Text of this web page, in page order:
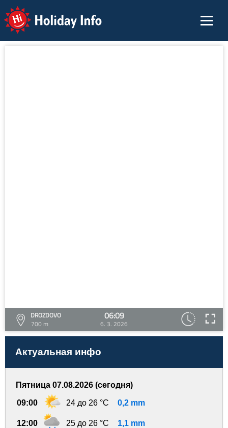
Holiday Info
DROZDOVO
700 m
06:09
6. 3. 2026
Актуальная инфо
Пятница 07.08.2026 (сегодня)
09:00 24 до 26 °C 0,2 mm
12:00 25 до 26 °C 1,1 mm